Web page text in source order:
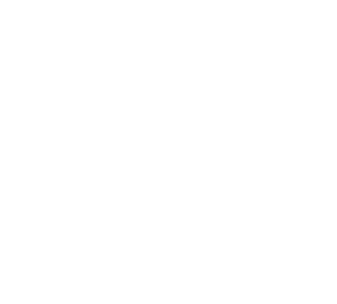
ON-